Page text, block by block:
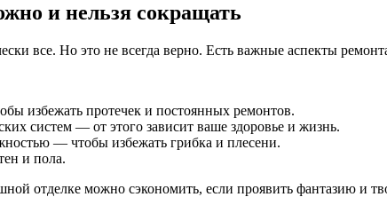
и нельзя сокращать
все. Но это не всегда верно. Есть важные аспекты
избежать протечек и постоянных ремонтов.
систем — от этого зависит ваше здоровье и жизнь.
— чтобы избежать грибка и плесени.
и пола.
отделке можно сэкономить, если проявить фантазию и